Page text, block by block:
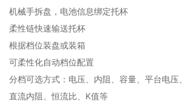
机械手拆盘，电池信息绑定托杯
柔性链快速输送托杯
根据档位装盘或装箱
可柔性化自动档位配置
分档可选方式：电压、内阻、容量、平台电压、
直流内阻、恒流比、K值等